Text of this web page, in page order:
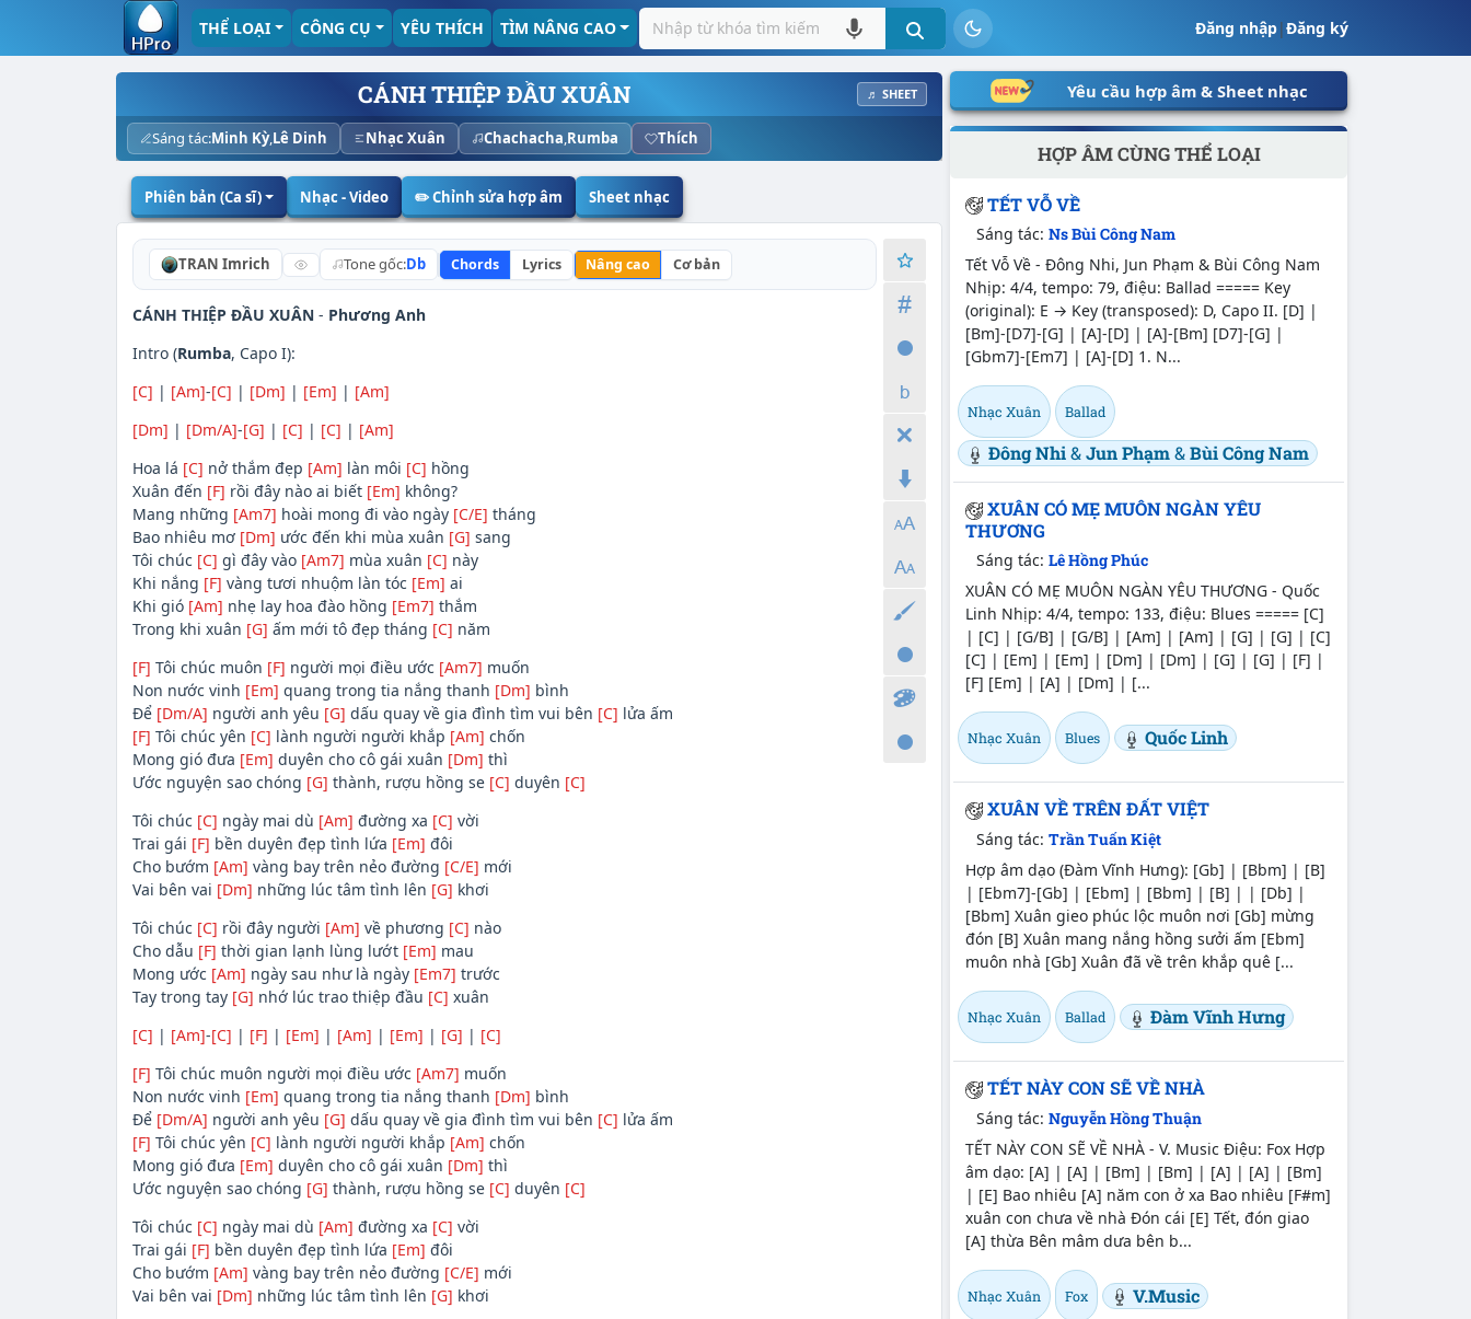
Đăng nhập|Đăng ký
THỂ LOẠI CÔNG CỤ YÊU THÍCH TÌM NÂNG CAO
CÁNH THIỆP ĐẦU XUÂN ♬ SHEET
Sáng tác:Minh Kỳ,Lê Dinh Nhạc Xuân Chachacha,Rumba Thích
Phiên bản (Ca sĩ) Nhạc - Video ✏️ Chỉnh sửa hợp âm Sheet nhạc
TRAN Imrich Tone gốc:Db Chords Lyrics Nâng cao Cơ bản
CÁNH THIỆP ĐẦU XUÂN- Phương Anh
Intro (Rumba, Capo I):
[C] | [Am]-[C] | [Dm] | [Em] | [Am]
[Dm] | [Dm/A]-[G] | [C] | [C] | [Am]
Hoa lá [C] nở thắm đẹp [Am] làn môi [C] hồng
Xuân đến [F] rồi đây nào ai biết [Em] không?
Mang những [Am7] hoài mong đi vào ngày [C/E] tháng
Bao nhiêu mơ [Dm] ước đến khi mùa xuân [G] sang
Tôi chúc [C] gì đây vào [Am7] mùa xuân [C] này
Khi nắng [F] vàng tươi nhuộm làn tóc [Em] ai
Khi gió [Am] nhẹ lay hoa đào hồng [Em7] thắm
Trong khi xuân [G] ấm mới tô đẹp tháng [C] năm
[F] Tôi chúc muôn [F] người mọi điều ước [Am7] muốn
Non nước vinh [Em] quang trong tia nắng thanh [Dm] bình
Để [Dm/A] người anh yêu [G] dấu quay về gia đình tìm vui bên [C] lửa ấm
[F] Tôi chúc yên [C] lành người người khắp [Am] chốn
Mong gió đưa [Em] duyên cho cô gái xuân [Dm] thì
Ước nguyện sao chóng [G] thành, rượu hồng se [C] duyên [C]
Tôi chúc [C] ngày mai dù [Am] đường xa [C] vời
Trai gái [F] bền duyên đẹp tình lứa [Em] đôi
Cho bướm [Am] vàng bay trên nẻo đường [C/E] mới
Vai bên vai [Dm] những lúc tâm tình lên [G] khơi
Tôi chúc [C] rồi đây người [Am] về phương [C] nào
Cho dẫu [F] thời gian lạnh lùng lướt [Em] mau
Mong ước [Am] ngày sau như là ngày [Em7] trước
Tay trong tay [G] nhớ lúc trao thiệp đầu [C] xuân
[C] | [Am]-[C] | [F] | [Em] | [Am] | [Em] | [G] | [C]
[F] Tôi chúc muôn người mọi điều ước [Am7] muốn
Non nước vinh [Em] quang trong tia nắng thanh [Dm] bình
Để [Dm/A] người anh yêu [G] dấu quay về gia đình tìm vui bên [C] lửa ấm
[F] Tôi chúc yên [C] lành người người khắp [Am] chốn
Mong gió đưa [Em] duyên cho cô gái xuân [Dm] thì
Ước nguyện sao chóng [G] thành, rượu hồng se [C] duyên [C]
Tôi chúc [C] ngày mai dù [Am] đường xa [C] vời
Trai gái [F] bền duyên đẹp tình lứa [Em] đôi
Cho bướm [Am] vàng bay trên nẻo đường [C/E] mới
Vai bên vai [Dm] những lúc tâm tình lên [G] khơi
Yêu cầu hợp âm & Sheet nhạc
HỢP ÂM CÙNG THỂ LOẠI
TẾT VỖ VỀ
Sáng tác:Ns Bùi Công Nam
Tết Vỗ Về - Đông Nhi, Jun Phạm & Bùi Công Nam
Nhịp: 4/4, tempo: 79, điệu: Ballad ===== Key
(original): E → Key (transposed): D, Capo II. [D] |
[Bm]-[D7]-[G] | [A]-[D] | [A]-[Bm] [D7]-[G] |
[Gbm7]-[Em7] | [A]-[D] 1. N...
Nhạc Xuân Ballad
Đông Nhi&Jun Phạm&Bùi Công Nam
XUÂN CÓ MẸ MUÔN NGÀN YÊU
THƯƠNG
Sáng tác:Lê Hồng Phúc
XUÂN CÓ MẸ MUÔN NGÀN YÊU THƯƠNG - Quốc
Linh Nhịp: 4/4, tempo: 133, điệu: Blues ===== [C]
| [C] | [G/B] | [G/B] | [Am] | [Am] | [G] | [G] | [C]
[C] | [Em] | [Em] | [Dm] | [Dm] | [G] | [G] | [F] |
[F] [Em] | [A] | [Dm] | [...
Nhạc Xuân Blues Quốc Linh
XUÂN VỀ TRÊN ĐẤT VIỆT
Sáng tác:Trần Tuấn Kiệt
Hợp âm dạo (Đàm Vĩnh Hưng): [Gb] | [Bbm] | [B]
| [Ebm7]-[Gb] | [Ebm] | [Bbm] | [B] | | [Db] |
[Bbm] Xuân gieo phúc lộc muôn nơi [Gb] mừng
đón [B] Xuân mang nắng hồng sưởi ấm [Ebm]
muôn nhà [Gb] Xuân đã về trên khắp quê [...
Nhạc Xuân Ballad Đàm Vĩnh Hưng
TẾT NÀY CON SẼ VỀ NHÀ
Sáng tác:Nguyễn Hồng Thuận
TẾT NÀY CON SẼ VỀ NHÀ - V. Music Điệu: Fox Hợp
âm dạo: [A] | [A] | [Bm] | [Bm] | [A] | [A] | [Bm]
| [E] Bao nhiêu [A] năm con ở xa Bao nhiêu [F#m]
xuân con chưa về nhà Đón cái [E] Tết, đón giao
[A] thừa Bên mâm dưa bên b...
Nhạc Xuân Fox V.Music